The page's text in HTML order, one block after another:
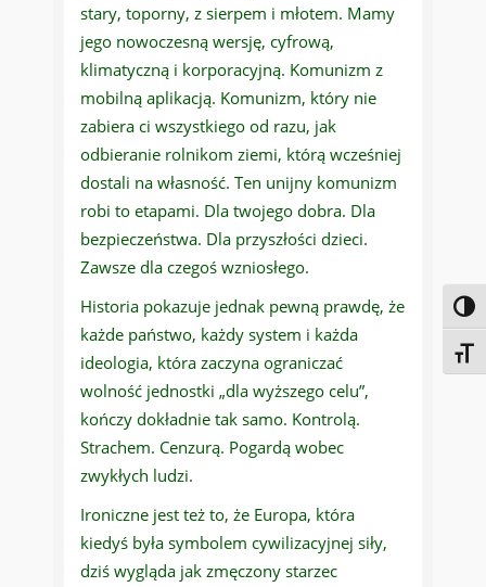
stary, toporny, z sierpem i młotem. Mamy
jego nowoczesną wersję, cyfrową,
klimatyczną i korporacyjną. Komunizm z
mobilną aplikacją. Komunizm, który nie
zabiera ci wszystkiego od razu, jak
odbieranie rolnikom ziemi, którą wcześniej
dostali na własność. Ten unijny komunizm
robi to etapami. Dla twojego dobra. Dla
bezpieczeństwa. Dla przyszłości dzieci.
Zawsze dla czegoś wzniosłego.
Historia pokazuje jednak pewną prawdę, że
każde państwo, każdy system i każda
ideologia, która zaczyna ograniczać
wolność jednostki „dla wyższego celu”,
kończy dokładnie tak samo. Kontrolą.
Strachem. Cenzurą. Pogardą wobec
zwykłych ludzi.
Ironiczne jest też to, że Europa, która
kiedyś była symbolem cywilizacyjnej siły,
dziś wygląda jak zmęczony starzec